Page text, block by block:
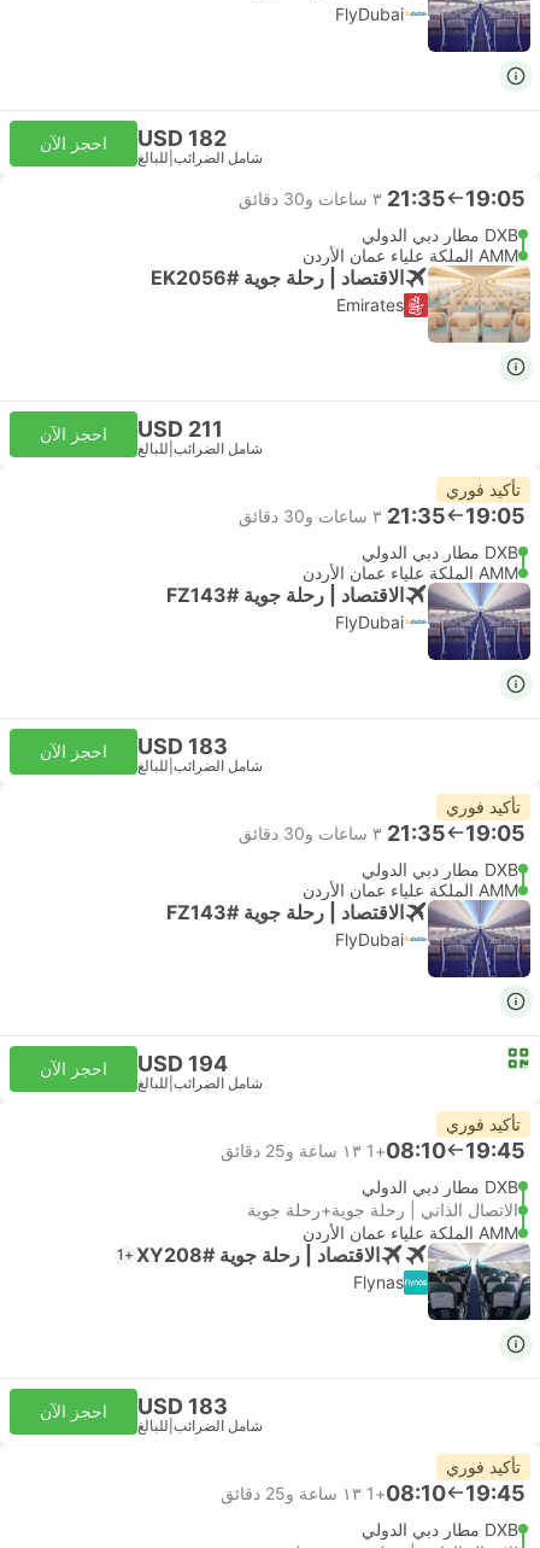
FlyDubai
USD 182
شامل الضرائب للبالغ
احجز الآن
19:05
21:35 ٣ ساعات و‫30 دقائق
DXB مطار دبي الدولي
AMM الملكة علياء عمان الأردن
الاقتصاد | رحلة جوية #EK2056
Emirates
USD 211
شامل الضرائب للبالغ
احجز الآن
تأكيد فوري
19:05
21:35 ٣ ساعات و‫30 دقائق
DXB مطار دبي الدولي
AMM الملكة علياء عمان الأردن
الاقتصاد | رحلة جوية #FZ143
FlyDubai
USD 183
شامل الضرائب للبالغ
احجز الآن
تأكيد فوري
19:05
21:35 ٣ ساعات و‫30 دقائق
DXB مطار دبي الدولي
AMM الملكة علياء عمان الأردن
الاقتصاد | رحلة جوية #FZ143
FlyDubai
USD 194
شامل الضرائب للبالغ
احجز الآن
تأكيد فوري
19:45
08:10
+1
١٣ ساعة و‫25 دقائق
DXB مطار دبي الدولي
الاتصال الذاتي | رحلة جوية+رحلة جوية
AMM الملكة علياء عمان الأردن
الاقتصاد | رحلة جوية #XY208 +1
Flynas
USD 183
شامل الضرائب للبالغ
احجز الآن
تأكيد فوري
19:45
08:10
+1
١٣ ساعة و‫25 دقائق
DXB مطار دبي الدولي